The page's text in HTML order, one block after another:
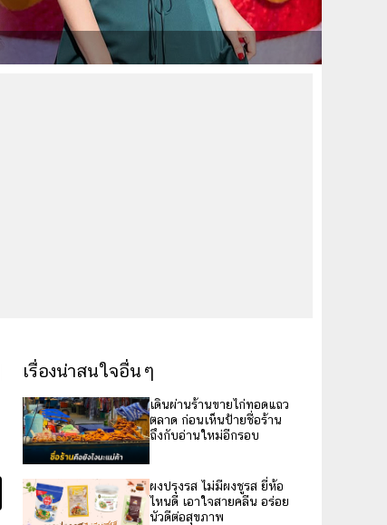
เรื่องน่าสนใจอื่นๆ
เดินผ่านร้านขายไก่ทอดแถว
ตลาด ก่อนเห็นป้ายชื่อร้าน
ถึงกับอ่านใหม่อีกรอบ
ผงปรุงรส ไม่มีผงชูรส ยี่ห้อ
ไหนดี เอาใจสายคลีน อร่อย
นัวดีต่อสุขภาพ